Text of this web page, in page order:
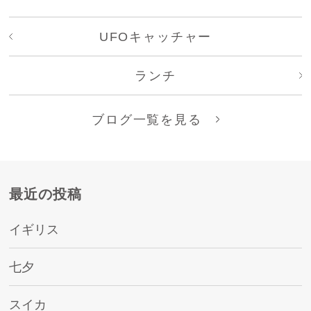
UFOキャッチャー
ランチ
ブログ一覧を見る
最近の投稿
イギリス
七夕
スイカ